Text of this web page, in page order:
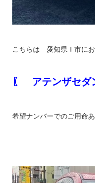
こちらは 愛知県Ｉ市に
〖 アテンザセダ
希望ナンバーでのご用命